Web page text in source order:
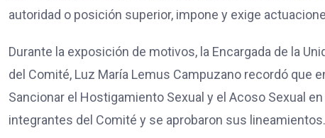
autoridad o posición superior, impone y exige
Durante la exposición de motivos, la Encargada de la
del Comité, Luz María Lemus Campuzano recordó que
Sancionar el Hostigamiento Sexual y el Acoso Sexual
integrantes del Comité y se aprobaron sus lineamientos.